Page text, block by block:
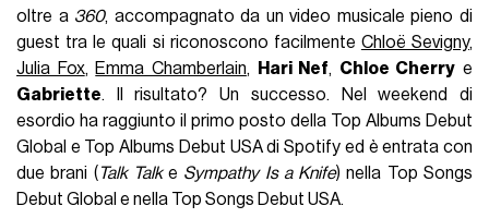
oltre a 360, accompagnato da un video musicale pieno di
guest tra le quali si riconoscono facilmente Chloë Sevigny,
Julia Fox, Emma Chamberlain, Hari Nef, Chloe Cherry e
Gabriette. Il risultato? Un successo. Nel weekend di
esordio ha raggiunto il primo posto della Top Albums Debut
Global e Top Albums Debut USA di Spotify ed è entrata con
due brani ( Talk Talke Sympathy Is a Knife) nella Top Songs
Debut Global e nella Top Songs Debut USA.